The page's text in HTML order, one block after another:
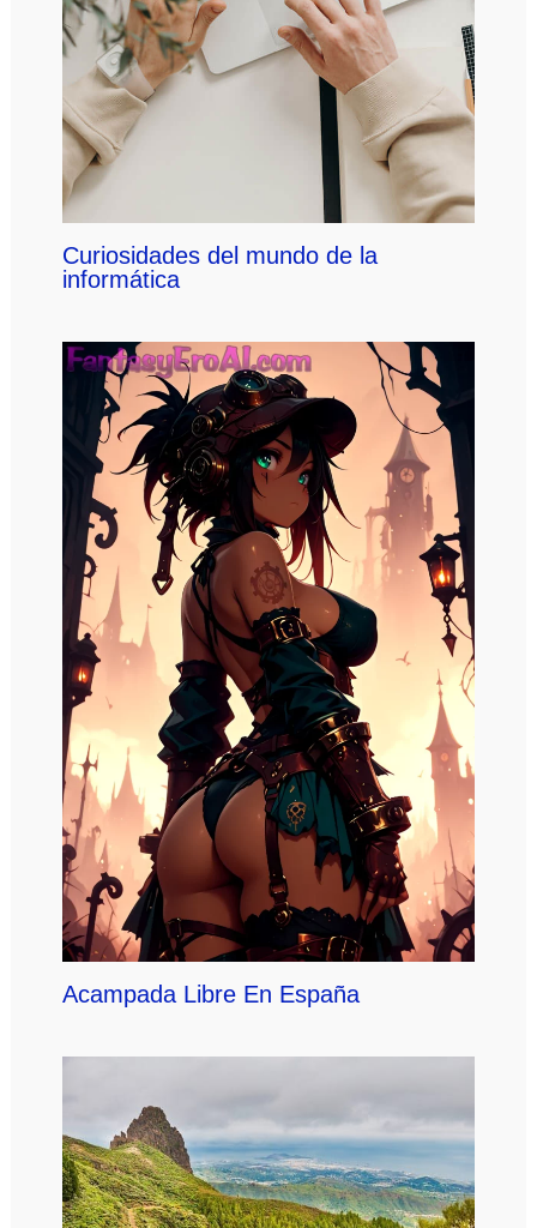
Curiosidades del mundo de la
informática
Acampada Libre En España